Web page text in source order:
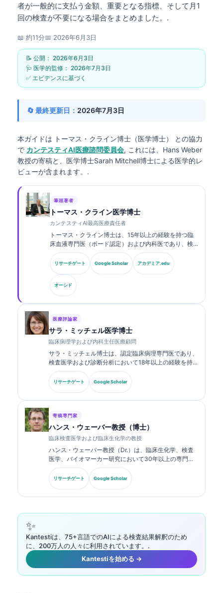
者が一般的に支払う金額、重要となる指標、そして月1
回の検査が不要になる場合をまとめました。.
📖 約11分📅 2026年6月3日
📝 公開： 2026年6月3日
🩺 医学的監修： 2026年7月3日
✅ エビデンスに基づく
🔄 最終更新日： 2026年7月3日
本ガイドは トーマス・クライン博士（医学博士）
との協力
で カンテスティAI医療諮問委員会, これには、Hans Weber
教授の寄稿と、医学博士Sarah Mitchell博士による医学的レ
ビューが含まれます。.
筆頭著者
トーマス・クライン医学博士
カンテスティAI最高医療責任者
トーマス・クライン博士は、15年以上の経験を持つ臨
床血液専門医（ボード認定）および内科医であり、検
査医学およびAI支援による臨床解析に関する豊富な経
験を有しています。Kantesti AIにおける最高医療責任
者（CMO）として、同社の独自のニューラルネットワ
ークの医療的正確性に関する臨床的監督を行っていま
す。クライン博士は、バイオマーカーの解釈および検
査医学に関する研究・論文を幅広く発表しています。.
リサーチゲート Google Scholar アカデミア.edu
オーシド
医療評論家
サラ・ミッチェル医学博士
臨床病理学および内科主任医療顧問
サラ・ミッチェル博士は、認定臨床病理専門医であり、
検査医学および診断分析において18年以上の経験を持
ちます。臨床化学の専門資格を有し、臨床現場における
バイオマーカーパネルおよび検査分析について、幅広く
発表しています。.
リサーチゲート Google Scholar
寄稿専門家
ハンス・ウェーバー教授（博士）
臨床検査医学および臨床生化学の教授
ハンス・ウェーバー教授（Dr.）は、臨床生化学、検査
医学、バイオマーカー研究において30年以上の専門知
識を持ちます。ドイツ臨床化学会の元会長であり、診断
パネル解析、バイオマーカーの標準化、AI支援による検
査医学を専門としています。.
リサーチゲート Google Scholar
✨
Kantestiは、75+言語でのAIによる検査結果解釈のため
に、200万人の人々に利用されています。.
Kantestiを始める →